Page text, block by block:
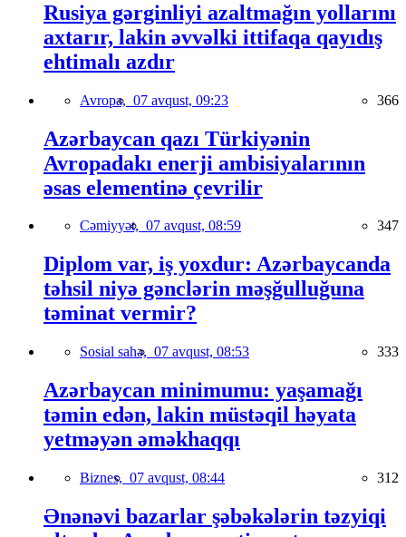
Rusiya gərginliyi azaltmağın yollarını
axtarır, lakin əvvəlki ittifaqa qayıdış
ehtimalı azdır
Avropa, 07 avqust, 09:23 366
Azərbaycan qazı Türkiyənin
Avropadakı enerji ambisiyalarının
əsas elementinə çevrilir
Cəmiyyət, 07 avqust, 08:59 347
Diplom var, iş yoxdur: Azərbaycanda
təhsil niyə gənclərin məşğulluğuna
təminat vermir?
Sosial sahə, 07 avqust, 08:53 333
Azərbaycan minimumu: yaşamağı
təmin edən, lakin müstəqil həyata
yetməyən əməkhaqqı
Biznes, 07 avqust, 08:44 312
Ənənəvi bazarlar şəbəkələrin təzyiqi